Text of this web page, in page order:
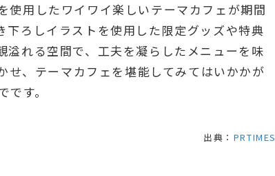
使用したワイワイ楽しいテーマカフェが期間
ろしイラストを使用した限定グッズや特典
溢れる空間で、工夫を凝らしたメニューを味
、テーマカフェを堪能してみてはいかかが
す。
出典： PRTIMES